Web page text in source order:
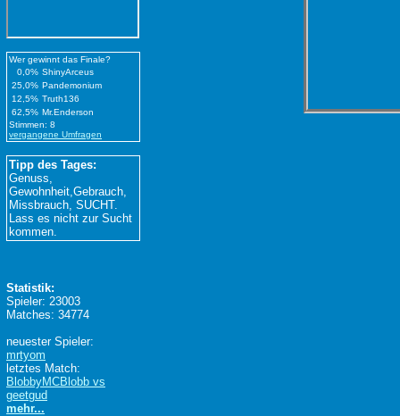
Wer gewinnt das Finale?
0,0% ShinyArceus
25,0% Pandemonium
12,5% Truth136
62,5% Mr.Enderson
Stimmen: 8
vergangene Umfragen
Tipp des Tages:
Genuss,
Gewohnheit,Gebrauch,
Missbrauch, SUCHT.
Lass es nicht zur Sucht
kommen.
Statistik:
Spieler: 23003
Matches: 34774
neuester Spieler:
mrtyom
letztes Match:
BlobbyMCBlobb vs
geetgud
mehr...